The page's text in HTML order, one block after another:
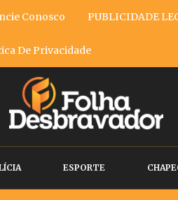
Conosco PUBLICIDADE
De Privacidade
ESPORTE